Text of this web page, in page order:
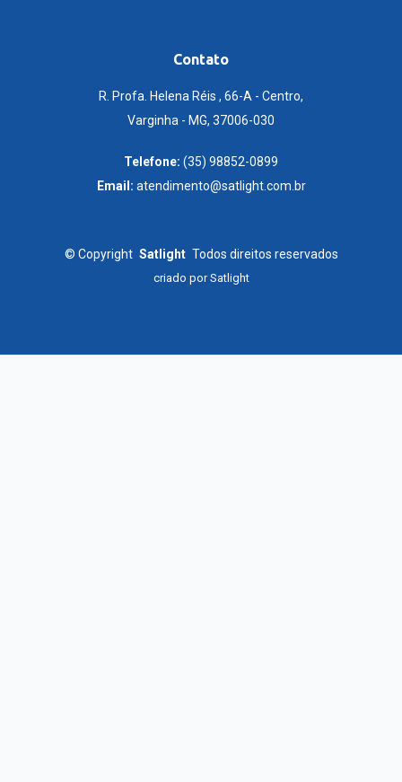
Contato
R. Profa. Helena Réis , 66-A - Centro,
Varginha - MG, 37006-030
Telefone: (35) 98852-0899
Email: atendimento@satlight.com.br
© Copyright Satlight Todos direitos reservados
criado porSatlight